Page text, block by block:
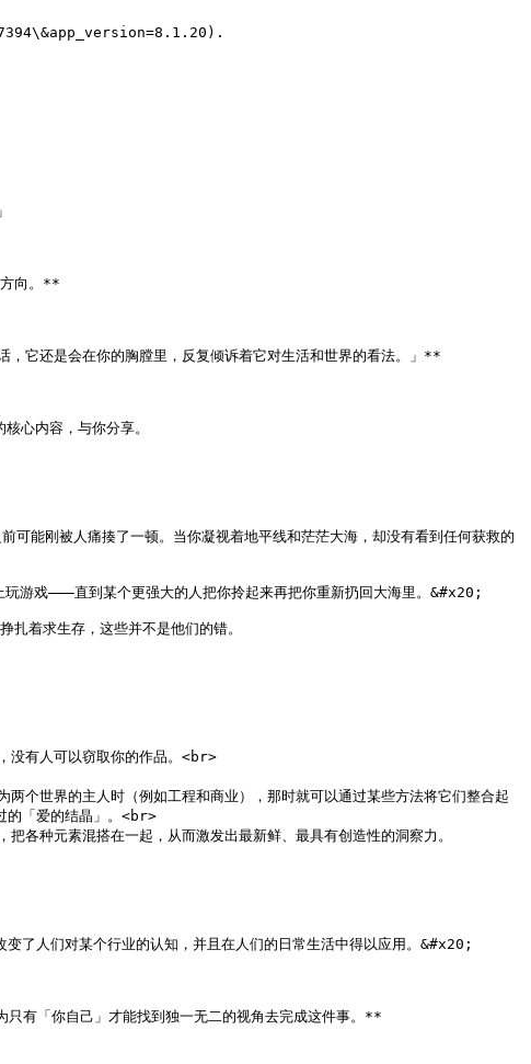
方向。**
，它还是会在你的胸膛里，反复倾诉着它对生活和世界的看法。」**
内容，与你分享。
能刚被人痛揍了一顿。当你凝视着地平线和茫茫大海，却没有看到任何获救的
游戏———直到某个更强大的人把你拎起来再把你重新扔回大海里。&#x20;
着求生存，这些并不是他们的错。
没有人可以窃取你的作品。<br>
个世界的主人时（例如工程和商业），那时就可以通过某些方法将它们整合起
的「爱的结晶」。<br>
各种元素混搭在一起，从而激发出最新鲜、最具有创造性的洞察力。
了人们对某个行业的认知，并且在人们的日常生活中得以应用。&#x20;
有「你自己」才能找到独一无二的视角去完成这件事。**